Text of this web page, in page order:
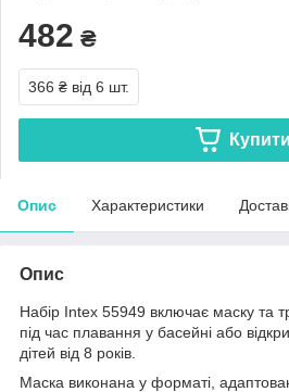
482 ₴
366 ₴ від 6 шт.
Купити
Опис Характеристики
Опис
Набір Intex 55949 включає маску та
під час плавання у басейні або
дітей від 8 років.
Маска виконана у форматі,